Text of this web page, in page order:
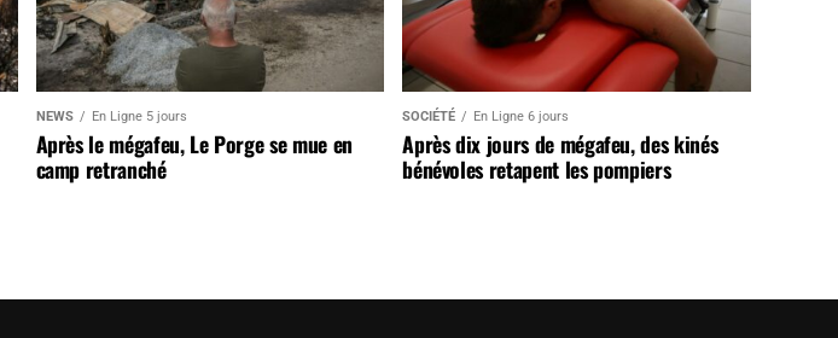
NEWS En Ligne 5 jours
Après le mégafeu, Le Porge se mue en
camp retranché
SOCIÉTÉ En Ligne 6 jours
Après dix jours de mégafeu, des kinés
bénévoles retapent les pompiers